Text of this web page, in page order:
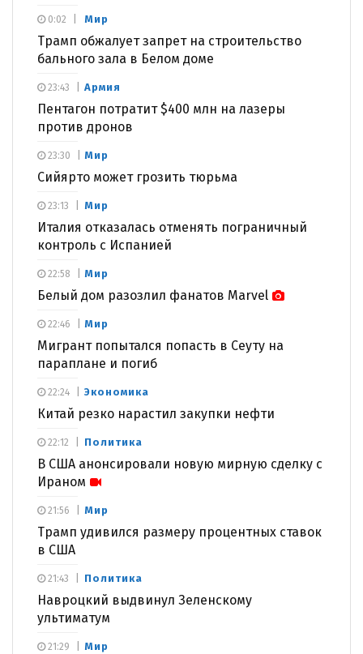
Мир
Трамп обжалует запрет на строительство
бального зала в Белом доме
0:02
Армия
Пентагон потратит $400 млн на лазеры
против дронов
23:43
Мир
Сийярто может грозить тюрьма
23:30
Мир
Италия отказалась отменять пограничный
контроль с Испанией
23:13
Мир
Белый дом разозлил фанатов Marvel
22:58
Мир
Мигрант попытался попасть в Сеуту на
параплане и погиб
22:46
Экономика
Китай резко нарастил закупки нефти
22:24
Политика
В США анонсировали новую мирную сделку с
Ираном
22:12
Мир
Трамп удивился размеру процентных ставок
в США
21:56
Политика
Навроцкий выдвинул Зеленскому
ультиматум
21:43
Мир
21:29